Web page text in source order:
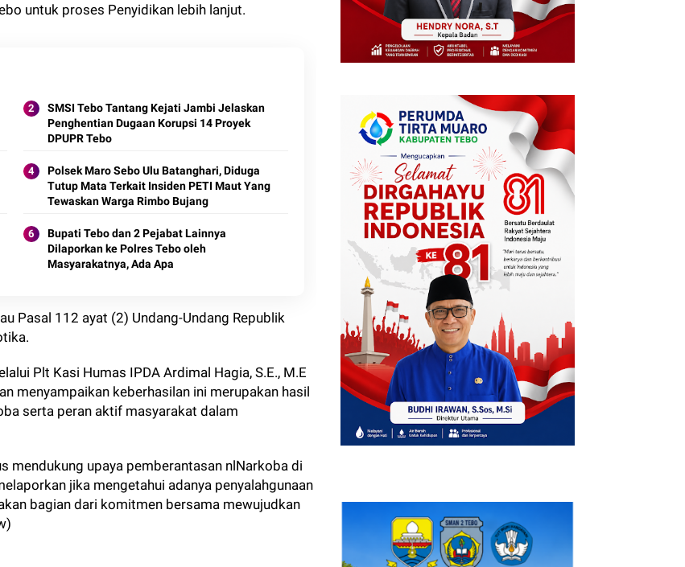
untuk proses Penyidikan lebih lanjut.
SMSI Tebo Tantang Kejati Jambi Jelaskan
Penghentian Dugaan Korupsi 14 Proyek
DPUPR Tebo
Polsek Maro Sebo Ulu Batanghari, Diduga
Tutup Mata Terkait Insiden PETI Maut Yang
Tewaskan Warga Rimbo Bujang
Bupati Tebo dan 2 Pejabat Lainnya
Dilaporkan ke Polres Tebo oleh
Masyarakatnya, Ada Apa
Pasal 112 ayat (2) Undang-Undang Republik
Plt Kasi Humas IPDA Ardimal Hagia, S.E., M.E
menyampaikan keberhasilan ini merupakan hasil
serta peran aktif masyarakat dalam
mendukung upaya pemberantasan nlNarkoba di
jika mengetahui adanya penyalahgunaan
bagian dari komitmen bersama mewujudkan